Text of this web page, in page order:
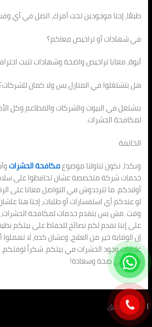
طبعًا، إحنا موجودين تحت أمرك، اتصل في أي
في شهادات أو تراخيص معاكم؟
أيوة، معانا تراخيص واضحة وشهادات تثبت
هل بتشتغلوا في المنازل بس ولا كمان
بنشتغل في البيوت والشركات والمطاعم وكل
لمكافحة الحشرات.
الخاتمة
وبكدا، نكون تناولنا موضوعمكافحة الحشرات
خدمات شركة متخصصة عشان تحافظوا على
لو عندكم أي استفسارات أو طلبات، إحنا هنا
وقت. مش بس بنقدم خدمات لمكافحة
على إننا نقدم لكم نصائح للحفاظ على بيتكم
إن الوقاية خير من العلاج، وعشان كده، لا
علامات وجود الحشرات في بيتكم. شكراً لوقتكم،
تبقوا في صحة وسعادة!
السابق